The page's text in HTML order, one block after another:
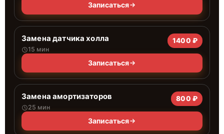
Записаться
Замена датчика холла
15 мин
1400 ₽
Записаться
Замена амортизаторов
25 мин
800 ₽
Записаться